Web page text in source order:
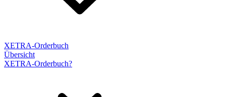
XETRA-Orderbuch
Übersicht
XETRA-Orderbuch?